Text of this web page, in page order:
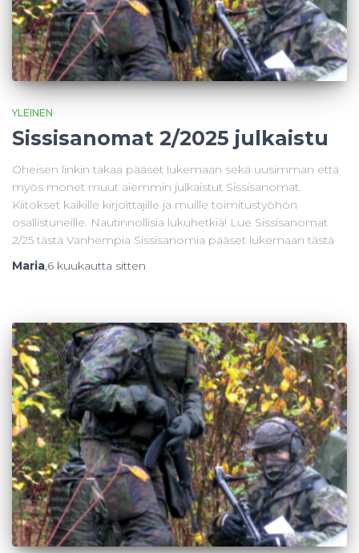
YLEINEN
Sissisanomat 2/2025 julkaistu
Oheisen linkin takaa pääset lukemaan sekä uusimman että
myös monet muut aiemmin julkaistut Sissisanomat.
Kiitokset kaikille kirjoittajille ja muille toimitustyöhön
osallistuneille. Nautinnollisia lukuhetkiä! Lue Sissisanomat
2/25 tästä Vanhempia Sissisanomia pääset lukemaan tästä
Maria,6 kuukautta sitten